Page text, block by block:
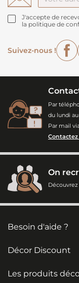
J'accepte de
la politique de
Suivez-nous !
Par
du lundi au
Par mail
On
Besoin d'aide ?
Décor Discount
Les produits